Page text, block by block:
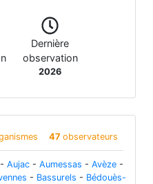
Dernière
observation
2026
47 observateurs
- Aujac - Aumessas - Avèze -
- Bassurels - Bédouès-